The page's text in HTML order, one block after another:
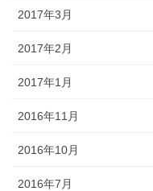
2017年3月
2017年2月
2017年1月
2016年11月
2016年10月
2016年7月